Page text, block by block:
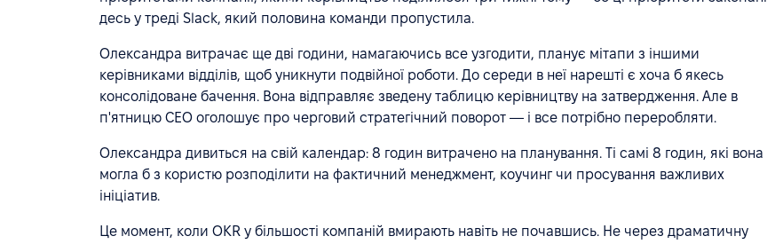
десь у треді Slack, який половина команди пропустила.
Олександра витрачає ще дві години, намагаючись все узгодити, планує мітапи з іншими
керівниками відділів, щоб уникнути подвійної роботи. До середи в неї нарешті є хоча б якесь
консолідоване бачення. Вона відправляє зведену таблицю керівництву на затвердження. Але в
п'ятницю CEO оголошує про черговий стратегічний поворот — і все потрібно переробляти.
Олександра дивиться на свій календар: 8 годин витрачено на планування. Ті самі 8 годин, які вона
могла б з користю розподілити на фактичний менеджмент, коучинг чи просування важливих
ініціатив.
Це момент, коли OKR у більшості компаній вмирають навіть не почавшись. Не через драматичну